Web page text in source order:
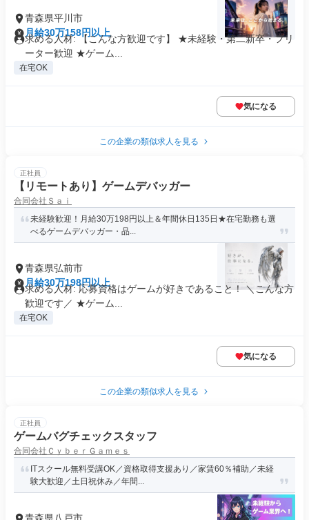
青森県平川市
月給30万158円以上
求める人材: 【こんな方歓迎です】 ★未経験・第二新卒・フリ
ーター歓迎 ★ゲーム...
在宅OK
気になる
この企業の類似求人を見る
正社員
【リモートあり】ゲームデバッガー
合同会社Ｓａｉ
未経験歓迎！月給30万198円以上＆年間休日135日★在宅勤務も選
べるゲームデバッガー・品...
青森県弘前市
月給30万198円以上
求める人材: 応募資格はゲームが好きであること！ ＼こんな方
歓迎です／ ★ゲーム...
在宅OK
気になる
この企業の類似求人を見る
正社員
ゲームバグチェックスタッフ
合同会社ＣｙｂｅｒＧａｍｅｓ
ITスクール無料受講OK／資格取得支援あり／家賃60％補助／未経
験大歓迎／土日祝休み／年間...